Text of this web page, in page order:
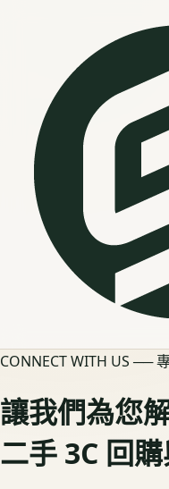
CONNECT WITH US ──
讓我們為您
二手 3C 回